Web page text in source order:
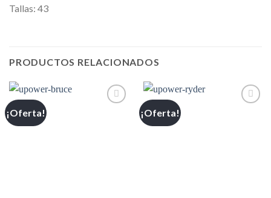
Tallas: 43
PRODUCTOS RELACIONADOS
¡Oferta! ¡Oferta!